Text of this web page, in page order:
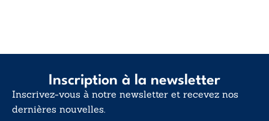
Inscription à la newsletter
Inscrivez-vous à notre newsletter et recevez nos
dernières nouvelles.